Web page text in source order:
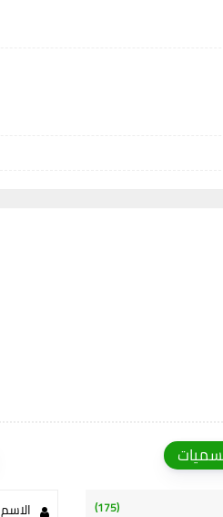
(175) الاسم